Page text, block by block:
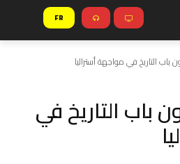
FR
باب التاريخ في مواجهة أستراليا
باب التاريخ في